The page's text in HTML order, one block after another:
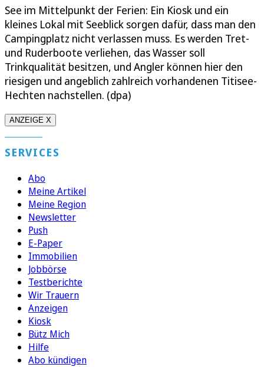
See im Mittelpunkt der Ferien: Ein Kiosk und ein
kleines Lokal mit Seeblick sorgen dafür, dass man den
Campingplatz nicht verlassen muss. Es werden Tret-
und Ruderboote verliehen, das Wasser soll
Trinkqualität besitzen, und Angler können hier den
riesigen und angeblich zahlreich vorhandenen Titisee-
Hechten nachstellen. (dpa)
ANZEIGE X
SERVICES
Abo
Meine Artikel
Meine Region
Newsletter
Push
E-Paper
Immobilien
Jobbörse
Testberichte
Wir Trauern
Anzeigen
Kiosk
Bütz Mich
Hilfe
Abo kündigen